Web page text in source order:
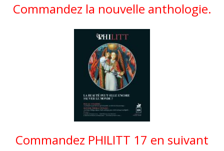
Commandez la nouvelle anthologie.
Commandez PHILITT 17 en suivant